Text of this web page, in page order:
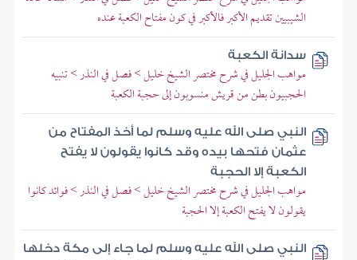
الشيبيين تقديم الأكبر فالأكبر في كون مفتاح الكعبة عنده
سدانة الكعبة
مواهب الجليل في شرح مختصر الشيخ خليل > فصل في النذر > تنبيه
الحجبيون بطن من قريش منسوبون إلى حجبة الكعبة
النبي صلى الله عليه وسلم لما أخذ المفتاح من
عثمان فتحها بيده وقد كانوا يقولون لا يفتح
الكعبة إلا الحجبة
مواهب الجليل في شرح مختصر الشيخ خليل > فصل في النذر > فوائد كانوا
يقولون لا يفتح الكعبة إلا الحجبة
النبي صلى الله عليه وسلم لما جاء إلى مكة دخلها